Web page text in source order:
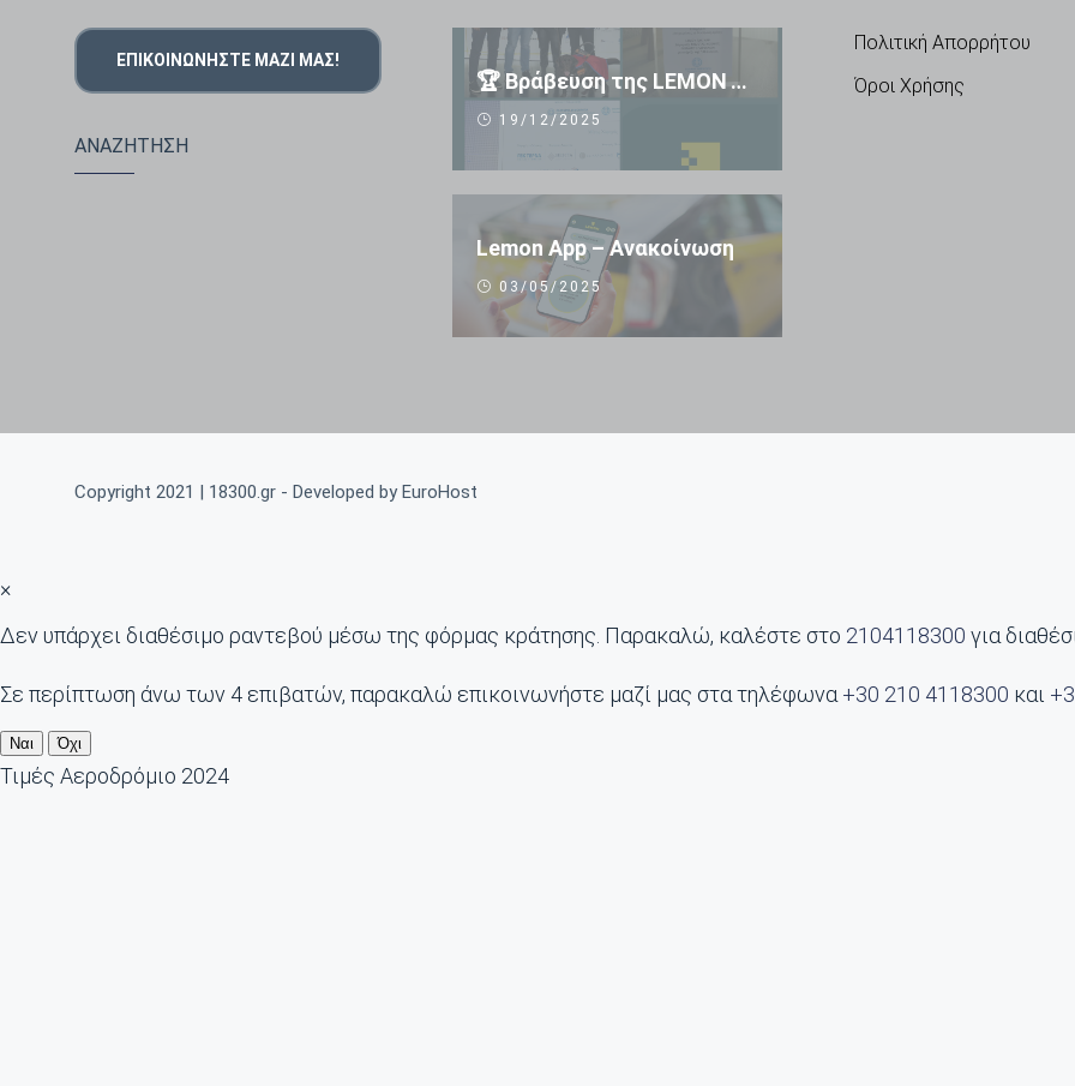
ΕΠΙΚΟΙΝΩΝΉΣΤΕ ΜΑΖΊ ΜΑΣ!
ΑΝΑΖΗΤΗΣΗ
🏆 Βράβευση της LEMON TAXI APP 🏆
19/12/2025
Lemon App – Ανακοίνωση
03/05/2025
Πολιτική Απορρήτου
Όροι Χρήσης
Copyright 2021 | 18300.gr - Developed byEuroHost
×
Δεν υπάρχει διαθέσιμο ραντεβού μέσω της φόρμας κράτησης. Παρακαλώ, καλέστε στο 2104118300 για
Σε περίπτωση άνω των 4 επιβατών, παρακαλώ επικοινωνήστε μαζί μας στα τηλέφωνα +30 210 4118300 και
Ναι Όχι
Τιμές Αεροδρόμιο 2024